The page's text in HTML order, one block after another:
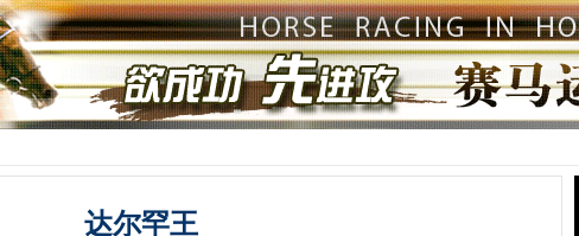
达尔罕王